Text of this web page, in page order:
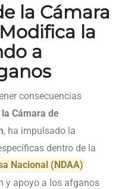
la Cámara
la
a
consecuencias
Cámara de
, ha impulsado la
dentro de la
Nacional (NDAA)
y apoyo a los afganos